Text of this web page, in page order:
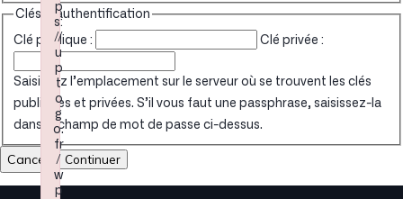
Clés d’authentification
Clé publique : Clé privée :
Saisissez l’emplacement sur le serveur où se trouvent les clés
publiques et privées. S’il vous faut une passphrase, saisissez-la
dans le champ de mot de passe ci-dessus.
Cancel
p
s:
//
u
p
t
o
g
o.
fr
/
w
p